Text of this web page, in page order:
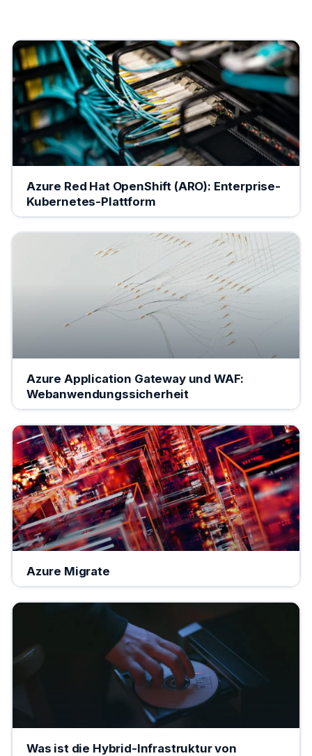
Azure Red Hat OpenShift (ARO): Enterprise-
Kubernetes-Plattform
Azure Application Gateway und WAF:
Webanwendungssicherheit
Azure Migrate
Was ist die Hybrid-Infrastruktur von